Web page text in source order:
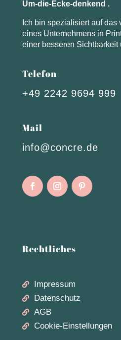
Um-die-Ecke-denkend .
Ich bin spezialisiert auf
eines Unternehmens in
einer besseren Sichtbarkeit
Telefon
+49 2242 9694 999
Mail
info@concre.de
Rechtliches
 Impressum
 Datenschutz
 AGB
 Cookie-Einstellungen